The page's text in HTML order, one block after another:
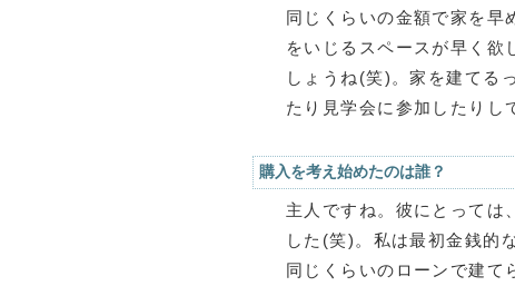
同じくらいの金額で家を早
をいじるスペースが早く欲
しょうね(笑)。家を建てる
たり見学会に参加したりし
購入を考え始めたのは誰？
主人ですね。彼にとっては
した(笑)。私は最初金銭的
同じくらいのローンで建て